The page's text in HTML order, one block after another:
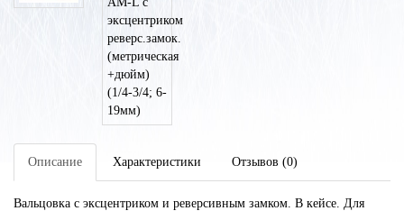
Описание Характеристики Отзывов (0)
Вальцовка с эксцентриком и реверсивным замком. В кейсе. Для